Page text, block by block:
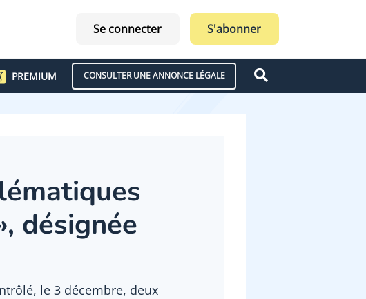
Se connecter S'abonner
PREMIUM CONSULTER UNE ANNONCE LÉGALE
désignée
le 3 décembre, deux